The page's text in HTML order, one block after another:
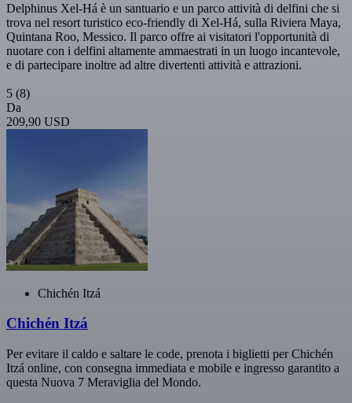
Delphinus Xel-Há è un santuario e un parco attività di delfini che si
trova nel resort turistico eco-friendly di Xel-Há, sulla Riviera Maya,
Quintana Roo, Messico. Il parco offre ai visitatori l'opportunità di
nuotare con i delfini altamente ammaestrati in un luogo incantevole,
e di partecipare inoltre ad altre divertenti attività e attrazioni.
5 (8)
Da
209,90 USD
Chichén Itzá
Chichén Itzá
Per evitare il caldo e saltare le code, prenota i biglietti per Chichén
Itzá online, con consegna immediata e mobile e ingresso garantito a
questa Nuova 7 Meraviglia del Mondo.